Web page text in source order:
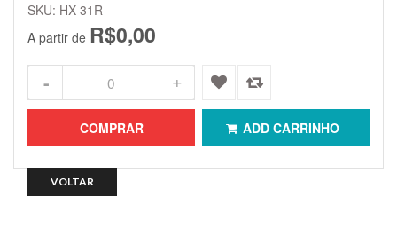
SKU: HX-31R
A partir de R$0,00
COMPRAR ADD CARRINHO
VOLTAR